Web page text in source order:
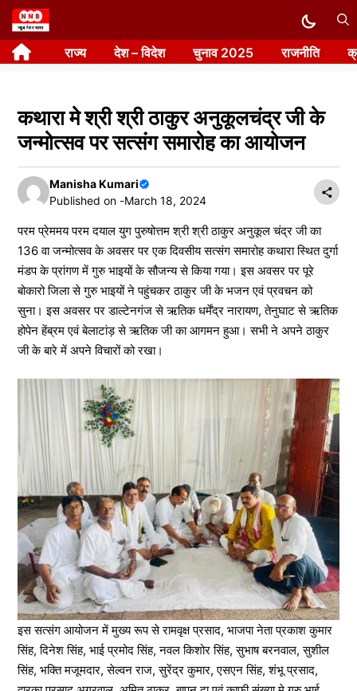
Skip
to
content राज्य देश – विदेश चुनाव 2025 राजनीति
कथारा मे श्री श्री ठाकुर अनुकूलचंद्र जी के
जन्मोत्सव पर सत्संग समारोह का आयोजन
Manisha Kumari
Published on -March 18, 2024
परम प्रेममय परम दयाल युग पुरुषोत्तम श्री श्री ठाकुर अनुकूल चंद्र जी का
136 वा जन्मोत्सव के अवसर पर एक दिवसीय सत्संग समारोह कथारा स्थित दुर्गा
मंडप के प्रांगण में गुरु भाइयों के सौजन्य से किया गया। इस अवसर पर पूरे
बोकारो जिला से गुरु भाइयों ने पहुंचकर ठाकुर जी के भजन एवं प्रवचन को
सुना। इस अवसर पर डाल्टेनगंज से ऋतिक धर्मेंद्र नारायण, तेनुघाट से ऋतिक
होपेन हेंब्रम एवं बेलाटांड़ से ऋतिक जी का आगमन हुआ। सभी ने अपने ठाकुर
जी के बारे में अपने विचारों को रखा।
इस सत्संग आयोजन में मुख्य रूप से रामवृक्ष प्रसाद, भाजपा नेता प्रकाश कुमार
सिंह, दिनेश सिंह, भाई प्रमोद सिंह, नवल किशोर सिंह, सुभाष बरनवाल, सुशील
सिंह, भक्ति मजूमदार, सेल्वन राज, सुरेंद्र कुमार, एसएन सिंह, शंभू प्रसाद,